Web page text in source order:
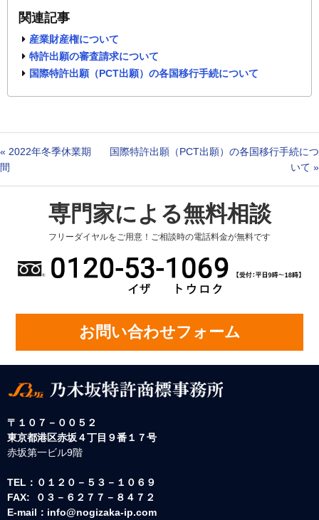
関連記事
産業財産権について
特許出願の審査請求について
国際特許出願（PCT出願）の各国移行手続について
« 2022年冬季休業期
間
国際特許出願（PCT出願）の各国移行手続につ
いて »
専門家による無料相談
フリーダイヤルをご用意！ご相談時の電話料金が無料です
お問い合わせフォーム
〒１０７－００５２
東京都港区赤坂４丁目９番１７号
赤坂第一ビル9階
TEL：０１２０－５３－１０６９
FAX: ０３－６２７７－８４７２
E-mail：info@nogizaka-ip.com